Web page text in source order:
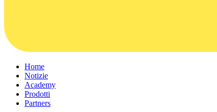
Home
Notizie
Academy
Prodotti
Partners